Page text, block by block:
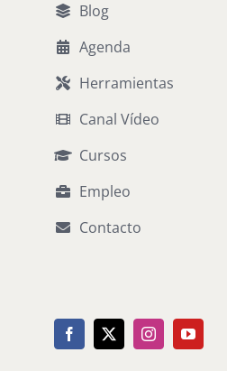
Blog
Agenda
Herramientas
Canal Vídeo
Cursos
Empleo
Contacto
Facebook
X Instagram